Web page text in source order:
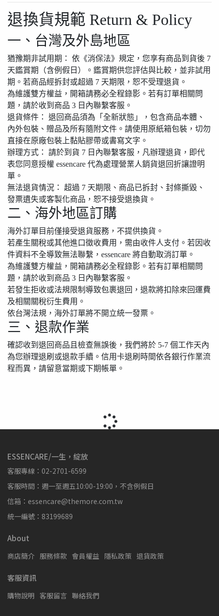
退換貨規範 Return & Policy
一、台灣及外島地區
猶豫期非試用期：
依《消保法》規定，您享有商品到貨後 7
天鑑賞期（含例假日）。鑑賞期供您評估與比較，並非試用
期。若商品經拆封或超過 7 天期限，恕不受理退貨。
為維護雙方權益， 開箱請務必全程錄影 。若有訂單相關問
題，請於收到商品 3 日內聯繫客服。
退貨條件：
退回商品須為「全新狀態」，包含商品本體、
內外包裝、贈品及所有隨附文件。請使用原紙箱包裝，切勿
直接在原廠包裝上黏貼膠帶或書寫文字。
辦理方式：
請於到貨 7 日內聯繫客服，凡辦理退貨，即代
表您同意授權 essencare 代為處理營業人銷貨退回折讓證明
單。
無法退貨情況：
超過 7 天期限、商品已拆封、封條撕毀、
發票遺失或客製化商品，恕不接受退換貨。
二、海外地區訂購
海外訂單目前僅接受退貨服務，不提供換貨 。
若產生關稅或其他進口徵收費用，需由收件人支付。若因收
件資料不全導致無法聯繫，essencare 將自動取消訂單。
為維護雙方權益， 開箱請務必全程錄影 。若有訂單相關問
題，請於收到商品 3 日內聯繫客服。
若發生拒收或法規限制導致包裹退回，退款將扣除來回運費
及相關關稅衍生費用。
依台灣法規，海外訂單將不開立統一發票。
三、退款作業
確認收到退回商品且檢查無誤後，我們將於 5-7 個工作天內
為您辦理退刷或退款手續。信用卡退刷時間依各銀行作業流
程而異，請留意當期或下期帳單。
ESSENCARE/一生，綻放
客服專線：02-2701-6599
客服時間：週一至週五10:00-19:00，不含例假日
信箱：essencare@themore.com.tw
統一編號：83199689
About
商店簡介 服務條款 會員權益 隱私政策 退貨政策
客服資訊
購物說明 客服留言 聯絡我們